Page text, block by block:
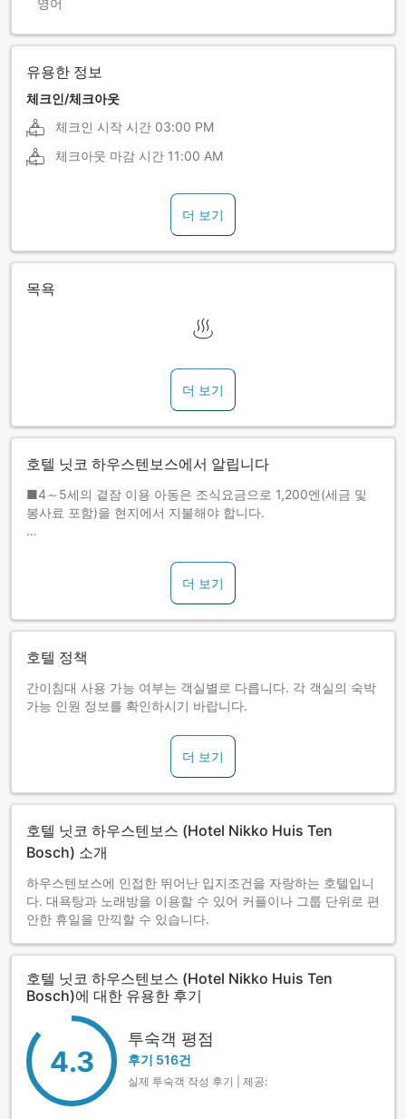
영어
유용한 정보
체크인/체크아웃
체크인 시작 시간 03:00 PM
체크아웃 마감 시간 11:00 AM
더 보기
목욕
더 보기
호텔 닛코 하우스텐보스에서 알립니다
■4～5세의 곁잠 이용 아동은 조식요금으로 1,200엔(세금 및
봉사료 포함)을 현지에서 지불해야 합니다.
■쿼드룸은 커넥팅룸입니다.
더 보기
호텔 정책
간이침대 사용 가능 여부는 객실별로 다릅니다. 각 객실의 숙박
가능 인원 정보를 확인하시기 바랍니다.
더 보기
호텔 닛코 하우스텐보스 (Hotel Nikko Huis Ten
Bosch) 소개
하우스텐보스에 인접한 뛰어난 입지조건을 자랑하는 호텔입니
다. 대욕탕과 노래방을 이용할 수 있어 커플이나 그룹 단위로 편
안한 휴일을 만끽할 수 있습니다.
호텔 닛코 하우스텐보스 (Hotel Nikko Huis Ten
Bosch)에 대한 유용한 후기
4.3
투숙객 평점
후기 516건
실제 투숙객 작성 후기 | 제공: